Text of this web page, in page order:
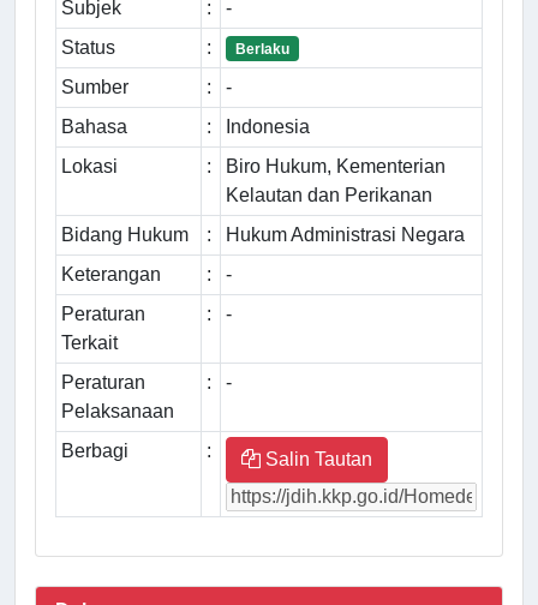
Subjek :
-
Status
: Berlaku
Sumber :
-
Bahasa
:
Indonesia
Lokasi
:
Biro Hukum, Kementerian
Kelautan dan Perikanan
Bidang Hukum
:
Hukum Administrasi Negara
Keterangan
:
-
Peraturan
Terkait
: -
Peraturan
Pelaksanaan
: -
Berbagi : Salin Tautan